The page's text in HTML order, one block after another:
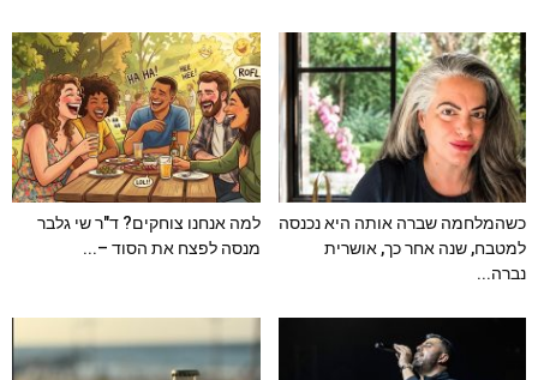
כשהמלחמה שברה אותה היא נכנסה
למטבח, שנה אחר כך, אושרית
נברה...
למה אנחנו צוחקים? ד"ר שי גלבר
מנסה לפצח את הסוד –...